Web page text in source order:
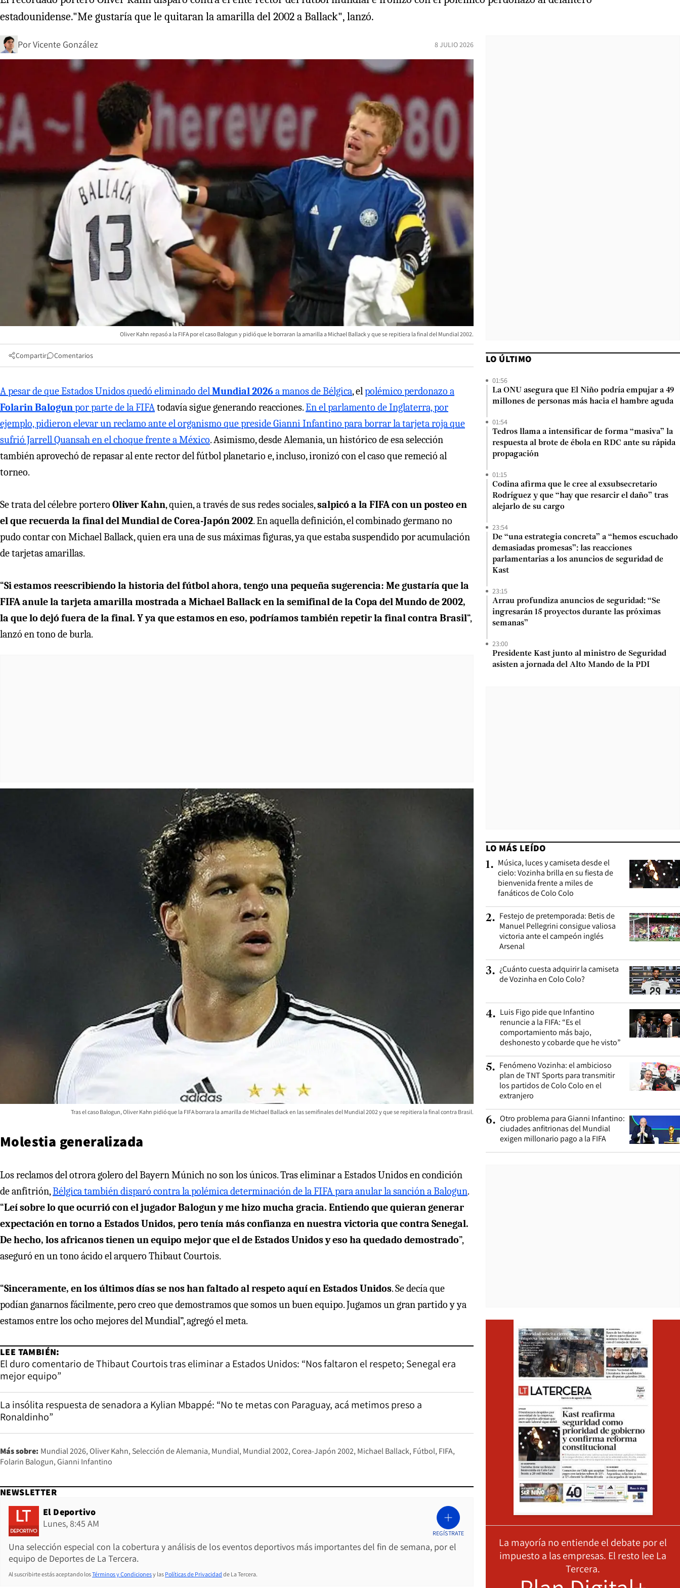
estadounidense."Me gustaría que le quitaran la amarilla del 2002 a Ballack", lanzó.
PorVicente González 8 JULIO 2026
Oliver Kahn repasó a la FIFA por el caso Balogun y pidió que le borraran la amarilla a Michael Ballack y que se repitiera la final del Mundial 2002.
Compartir Comentarios
A pesar de que Estados Unidos quedó eliminado delMundial 2026a manos de Bélgica, elpolémico perdonazo a
Folarin Balogunpor parte de la FIFAtodavía sigue generando reacciones.En el parlamento de Inglaterra, por
ejemplo, pidieron elevar un reclamo ante el organismo que preside Gianni Infantino para borrar la tarjeta roja que
sufrió Jarrell Quansah en el choque frente a México. Asimismo, desde Alemania, un histórico de esa selección
también aprovechó de repasar al ente rector del fútbol planetario e, incluso, ironizó con el caso que remeció al
torneo.
Se trata del célebre portero Oliver Kahn, quien, a través de sus redes sociales,salpicó a la FIFA con un posteo en
el que recuerda la final del Mundial de Corea-Japón 2002. En aquella definición, el combinado germano no
pudo contar con Michael Ballack, quien era una de sus máximas figuras, ya que estaba suspendido por acumulación
de tarjetas amarillas.
“Si estamos reescribiendo la historia del fútbol ahora, tengo una pequeña sugerencia: Me gustaría que la
FIFA anule la tarjeta amarilla mostrada a Michael Ballack en la semifinal de la Copa del Mundo de 2002,
la que lo dejó fuera de la final. Y ya que estamos en eso, podríamos también repetir la final contra Brasil“,
lanzó en tono de burla.
Tras el caso Balogun, Oliver Kahn pidió que la FIFA borrara la amarilla de Michael Ballack en las semifinales del Mundial 2002 y que se repitiera la final contra Brasil.
Molestia generalizada
Los reclamos del otrora golero del Bayern Múnich no son los únicos. Tras eliminar a Estados Unidos en condición
de anfitrión,Bélgica también disparó contra la polémica determinación de la FIFA para anular la sanción a Balogun.
“Leí sobre lo que ocurrió con el jugador Balogun y me hizo mucha gracia. Entiendo que quieran generar
expectación en torno a Estados Unidos, pero tenía más confianza en nuestra victoria que contra Senegal.
De hecho, los africanos tienen un equipo mejor que el de Estados Unidos y eso ha quedado demostrado”,
aseguró en un tono ácido el arquero Thibaut Courtois.
“Sinceramente, en los últimos días se nos han faltado al respeto aquí en Estados Unidos. Se decía que
podían ganarnos fácilmente, pero creo que demostramos que somos un buen equipo. Jugamos un gran partido y ya
estamos entre los ocho mejores del Mundial”, agregó el meta.
LEE TAMBIÉN:
El duro comentario de Thibaut Courtois tras eliminar a Estados Unidos: “Nos faltaron el respeto; Senegal era
mejor equipo”
La insólita respuesta de senadora a Kylian Mbappé: “No te metas con Paraguay, acá metimos preso a
Ronaldinho”
Más sobre: Mundial 2026 Oliver Kahn Selección de Alemania Mundial Mundial 2002 Corea-Japón 2002 Michael Ballack Fútbol FIFA
Folarin Balogun Gianni Infantino
NEWSLETTER
El Deportivo
Lunes, 8:45 AM
Una selección especial con la cobertura y análisis de los eventos deportivos más importantes del fin de semana, por el
equipo de Deportes de La Tercera.
REGÍSTRATE
Al suscribirte estás aceptando losTérminos y Condicionesy las Políticas de Privacidad de La Tercera.
LO ÚLTIMO
01:56
La ONU asegura que El Niño podría empujar a 49
millones de personas más hacia el hambre aguda
01:54
Tedros llama a intensificar de forma “masiva” la
respuesta al brote de ébola en RDC ante su rápida
propagación
01:15
Codina afirma que le cree al exsubsecretario
Rodríguez y que “hay que resarcir el daño” tras
alejarlo de su cargo
23:54
De “una estrategia concreta” a “hemos escuchado
demasiadas promesas”: las reacciones
parlamentarias a los anuncios de seguridad de
Kast
23:15
Arrau profundiza anuncios de seguridad: “Se
ingresarán 15 proyectos durante las próximas
semanas”
23:00
Presidente Kast junto al ministro de Seguridad
asisten a jornada del Alto Mando de la PDI
LO MÁS LEÍDO
1. Música, luces y camiseta desde el
cielo: Vozinha brilla en su fiesta de
bienvenida frente a miles de
fanáticos de Colo Colo
2. Festejo de pretemporada: Betis de
Manuel Pellegrini consigue valiosa
victoria ante el campeón inglés
Arsenal
3. ¿Cuánto cuesta adquirir la camiseta
de Vozinha en Colo Colo?
4. Luis Figo pide que Infantino
renuncie a la FIFA: “Es el
comportamiento más bajo,
deshonesto y cobarde que he visto”
5. Fenómeno Vozinha: el ambicioso
plan de TNT Sports para transmitir
los partidos de Colo Colo en el
extranjero
6. Otro problema para Gianni Infantino:
ciudades anfitrionas del Mundial
exigen millonario pago a la FIFA
La mayoría no entiende el debate por el
impuesto a las empresas. El resto lee La
Tercera.